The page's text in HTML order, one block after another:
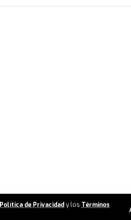
Política de Privacidad y los Términos